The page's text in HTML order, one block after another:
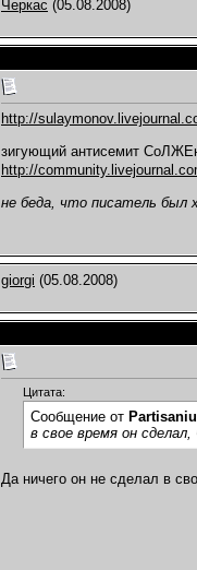
Черкас (05.08.2008)
http://
зигующий антисемит
http://
не беда, что писатель был
giorgi (05.08.2008)
Цитата:
Сообщение от
в свое время он
Да ничего он не сделал в